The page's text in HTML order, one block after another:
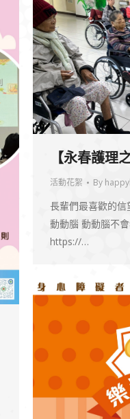
【永春護理
活動花絮 By
長輩們最喜歡的
動動腦 動動腦不
https://…